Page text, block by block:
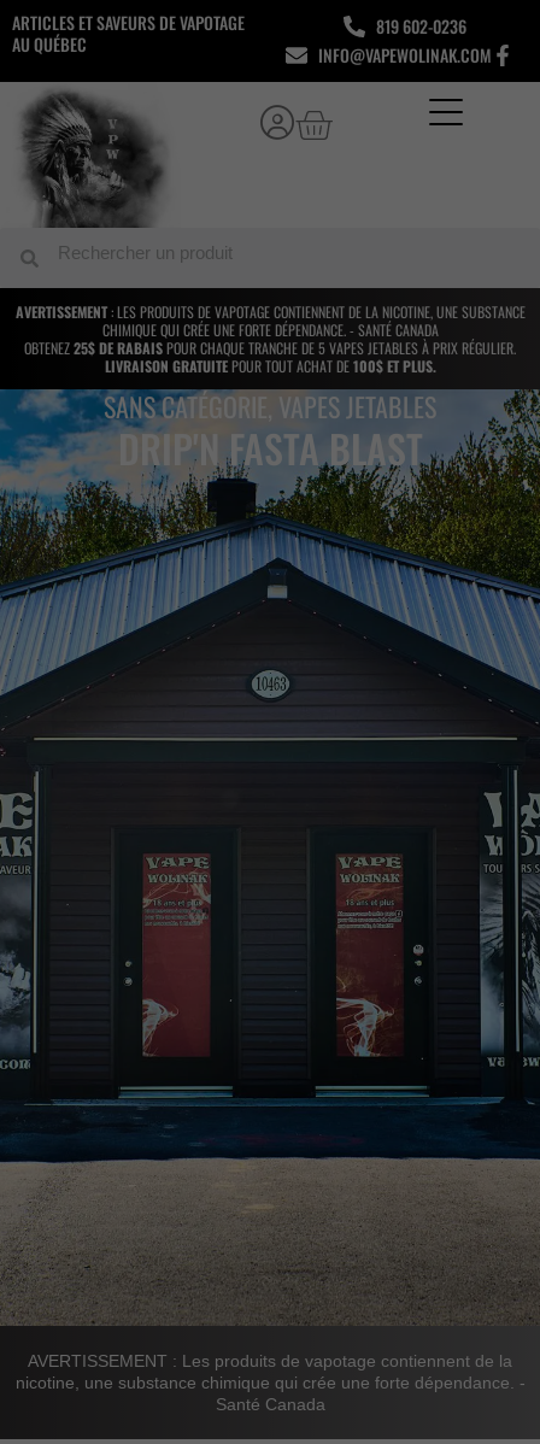
Aller
au
ARTICLES ET SAVEURS DE VAPOTAGE
AU QUÉBEC
819 602-0236
INFO@VAPEWOLINAK.COM
Panier
Rechercher
AVERTISSEMENT: LES PRODUITS DE VAPOTAGE CONTIENNENT DE LA NICOTINE, UNE SUBSTANCE
CHIMIQUE QUI CRÉE UNE FORTE DÉPENDANCE. - SANTÉ CANADA
OBTENEZ25$ DE RABAISPOUR CHAQUE TRANCHE DE 5 VAPES JETABLES À PRIX RÉGULIER.
LIVRAISON GRATUITEPOUR TOUT ACHAT DE100$ ET PLUS.
SANS CATÉGORIE, VAPES JETABLES
DRIP'N FASTA BLAST
AVERTISSEMENT : Les produits de vapotage contiennent de la
nicotine, une substance chimique qui crée une forte dépendance. -
Santé Canada